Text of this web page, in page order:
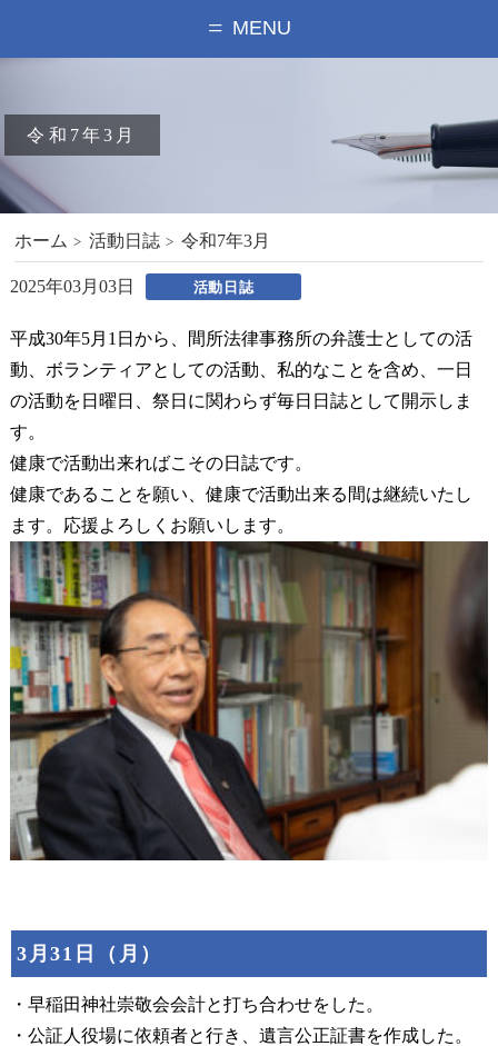
MENU
令和7年3月
ホーム 活動日誌 令和7年3月
2025年03月03日 活動日誌
平成30年5月1日から、間所法律事務所の弁護士としての活
動、ボランティアとしての活動、私的なことを含め、一日
の活動を日曜日、祭日に関わらず毎日日誌として開示しま
す。
健康で活動出来ればこその日誌です。
健康であることを願い、健康で活動出来る間は継続いたし
ます。応援よろしくお願いします。
3月31日（月）
・早稲田神社崇敬会会計と打ち合わせをした。
・公証人役場に依頼者と行き、遺言公正証書を作成した。